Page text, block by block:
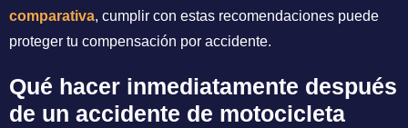
comparativa, cumplir con estas recomendaciones puede
proteger tu compensación por accidente.
Qué hacer inmediatamente después
de un accidente de motocicleta